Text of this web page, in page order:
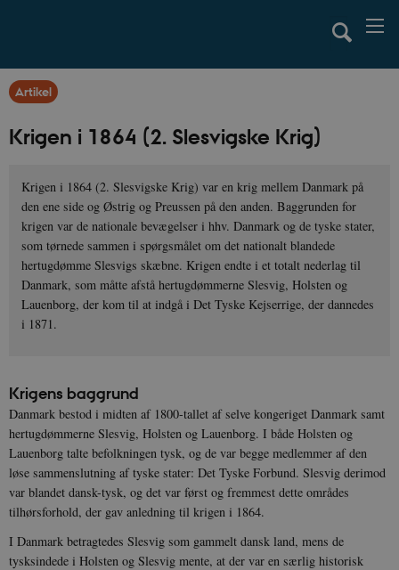
Artikel
Krigen i 1864 (2. Slesvigske Krig)
Krigen i 1864 (2. Slesvigske Krig) var en krig mellem Danmark på
den ene side og Østrig og Preussen på den anden. Baggrunden for
krigen var de nationale bevægelser i hhv. Danmark og de tyske stater,
som tørnede sammen i spørgsmålet om det nationalt blandede
hertugdømme Slesvigs skæbne. Krigen endte i et totalt nederlag til
Danmark, som måtte afstå hertugdømmerne Slesvig, Holsten og
Lauenborg, der kom til at indgå i Det Tyske Kejserrige, der dannedes
i 1871.
Krigens baggrund
Danmark bestod i midten af 1800-tallet af selve kongeriget Danmark samt
hertugdømmerne Slesvig, Holsten og Lauenborg. I både Holsten og
Lauenborg talte befolkningen tysk, og de var begge medlemmer af den
løse sammenslutning af tyske stater: Det Tyske Forbund. Slesvig derimod
var blandet dansk-tysk, og det var først og fremmest dette områdes
tilhørsforhold, der gav anledning til krigen i 1864.
I Danmark betragtedes Slesvig som gammelt dansk land, mens de
tysksindede i Holsten og Slesvig mente, at der var en særlig historisk